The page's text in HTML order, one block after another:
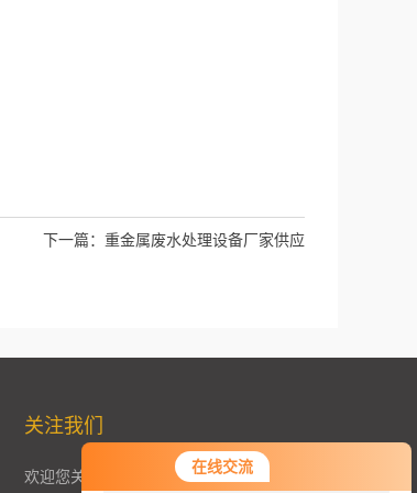
在线交流
您好！欢迎前来咨询，很高兴为您
服务，请问您要咨询什么问题呢？
下一篇： 重金属废水处理设备厂家供应
关注我们
欢迎您关注加我微信了解更多信息：